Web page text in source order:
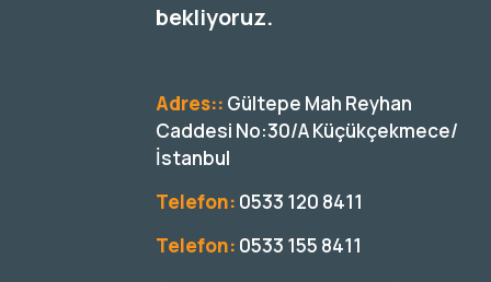
bekliyoruz.
Adres:: Gültepe Mah Reyhan
Caddesi No:30/A Küçükçekmece/
İstanbul
Telefon: 0533 120 8411
Telefon: 0533 155 8411